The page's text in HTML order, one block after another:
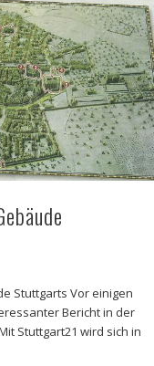
Stuttgarts Vor einigen
Bericht in der
Stuttgart21 wird sich in